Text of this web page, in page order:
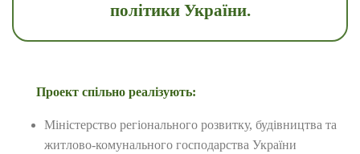
політики України.
Проект спільно реалізують:
Міністерство регіонального розвитку, будівництва та
житлово-комунального господарства України